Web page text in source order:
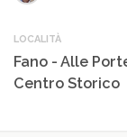
LOCALITÀ
Fano - Alle
Centro Storico